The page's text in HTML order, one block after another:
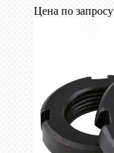
Цена по запросу